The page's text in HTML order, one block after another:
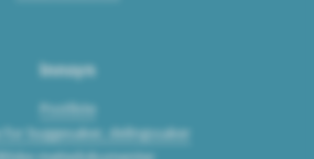
Innsyn
for byggesaker, delingssaker